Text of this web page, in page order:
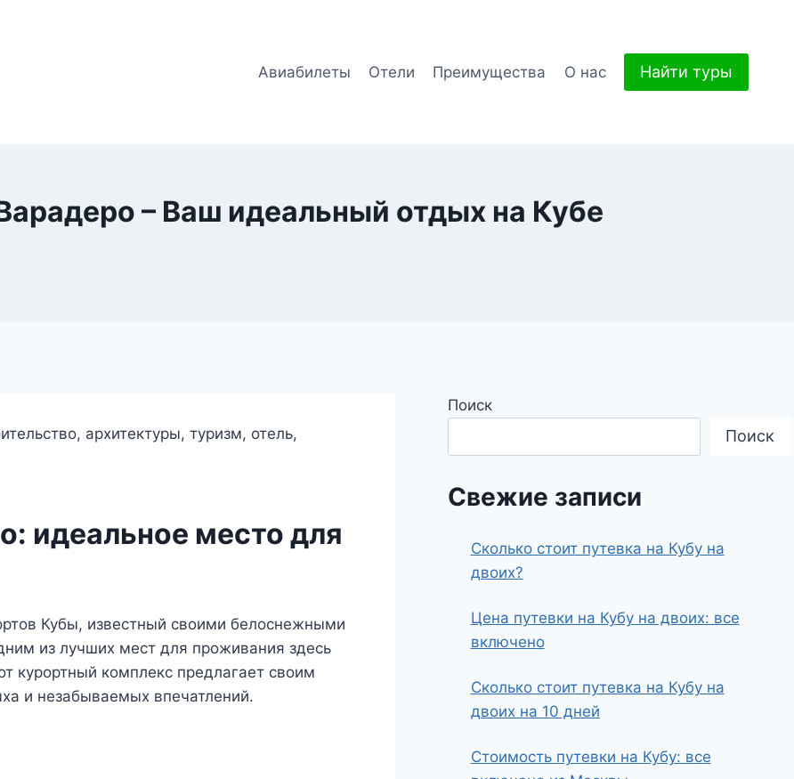
Авиабилеты Отели Преимущества О нас Найти туры
– Ваш идеальный отдых на Кубе
идеальное место для
Кубы, известный своими белоснежными
из лучших мест для проживания здесь
курортный комплекс предлагает своим
и незабываемых впечатлений.
Поиск
Поиск
Свежие записи
Сколько стоит путевка на Кубу на
двоих?
Цена путевки на Кубу на двоих: все
включено
Сколько стоит путевка на Кубу на
двоих на 10 дней
Стоимость путевки на Кубу: все